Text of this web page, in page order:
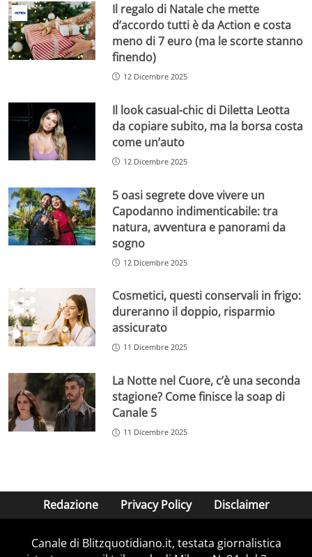
Il regalo di Natale che mette
d’accordo tutti è da Action e costa
meno di 7 euro (ma le scorte stanno
finendo)
12 Dicembre 2025
Il look casual-chic di Diletta Leotta
da copiare subito, ma la borsa costa
come un’auto
12 Dicembre 2025
5 oasi segrete dove vivere un
Capodanno indimenticabile: tra
natura, avventura e panorami da
sogno
12 Dicembre 2025
Cosmetici, questi conservali in frigo:
dureranno il doppio, risparmio
assicurato
11 Dicembre 2025
La Notte nel Cuore, c’è una seconda
stagione? Come finisce la soap di
Canale 5
11 Dicembre 2025
Redazione Privacy Policy Disclaimer
Canale di Blitzquotidiano.it, testata giornalistica